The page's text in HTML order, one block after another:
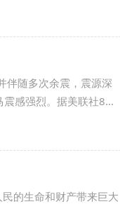
伴随多次余震，震源深
感强烈。据美联社8...
的生命和财产带来巨大